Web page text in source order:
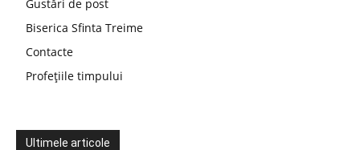
Gustări de post
Biserica Sfinta Treime
Contacte
Profețiile timpului
Ultimele articole